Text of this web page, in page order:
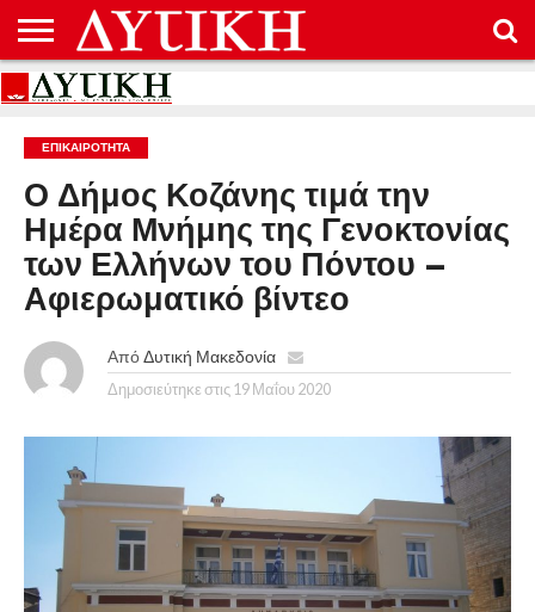
ΑΡΧΙΚΉ
ΕΠΙΚΟΙΝΩΝΊΑ
ΌΡΟΙ
ΠΡΟΣΤΑΣΊΑ
ΔΕΔΟΜΈΝΩΝ
ΕΠΙΚΑΙΡΟΤΗΤΑ
Ο Δήμος Κοζάνης τιμά την
Ημέρα Μνήμης της Γενοκτονίας
των Ελλήνων του Πόντου –
Αφιερωματικό βίντεο
Από Δυτική Μακεδονία
Δημοσιεύτηκε στις 19 Μαΐου 2020